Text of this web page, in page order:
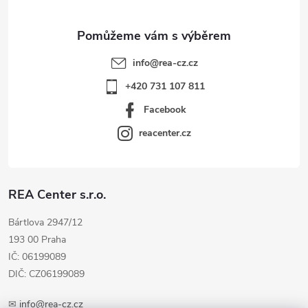
REA Center s.r.o.
Bártlova 2947/12
193 00 Praha
IČ: 06199089
DIČ: CZ06199089
✉ info@rea-cz.cz
info@rea-cz.cz
+420 731 107 811
Facebook
reacenter.cz